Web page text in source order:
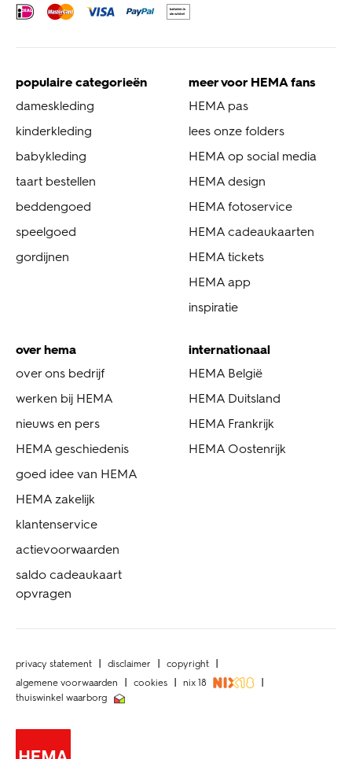
populaire categorieën
dameskleding
kinderkleding
babykleding
taart bestellen
beddengoed
speelgoed
gordijnen
meer voor HEMA fans
HEMA pas
lees onze folders
HEMA op social media
HEMA design
HEMA fotoservice
HEMA cadeaukaarten
HEMA tickets
HEMA app
inspiratie
over hema
over ons bedrijf
werken bij HEMA
nieuws en pers
HEMA geschiedenis
goed idee van HEMA
HEMA zakelijk
klantenservice
actievoorwaarden
saldo cadeaukaart
opvragen
internationaal
HEMA België
HEMA Duitsland
HEMA Frankrijk
HEMA Oostenrijk
privacy statement disclaimer
copyright
algemene voorwaarden
cookies
nix 18
thuiswinkel waarborg